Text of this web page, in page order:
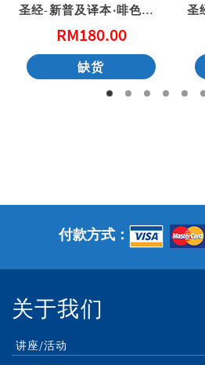
圣经-新普及译本‧啡色仿皮面‧银边（中英）(简体)
RM180.00
缺货
付款方式：
关于我们
讲座/活动